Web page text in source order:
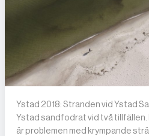
Ystad 2018: Stranden vid Ystad
Ystad sandfodrat vid två tillfällen.
är problemen med krympande